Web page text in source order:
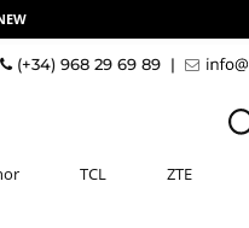
(+34) 968 29 69 89 |
TCL ZTE